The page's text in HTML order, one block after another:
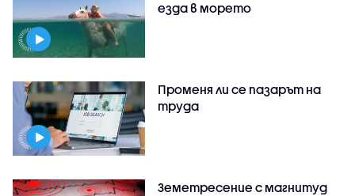
езда в морето
Променя ли се пазарът на
труда
Земетресение с магнитуд